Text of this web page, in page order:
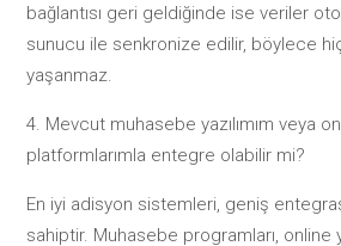
bağlantısı geri geldiğinde ise veriler
sunucu ile senkronize edilir, böylece
yaşanmaz.
Mevcut muhasebe yazılımım veya
platformlarımla entegre olabilir mi?
En iyi adisyon sistemleri, geniş
sahiptir. Muhasebe programları,